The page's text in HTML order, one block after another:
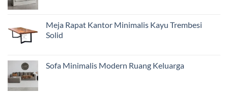
Meja Rapat Kantor Minimalis Kayu Trembesi
Solid
Sofa Minimalis Modern Ruang Keluarga